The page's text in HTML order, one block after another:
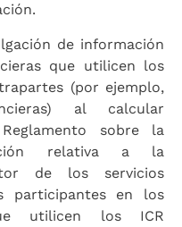
de información
que utilicen los
(por ejemplo,
al calcular
sobre la
relativa a la
de los servicios
participantes en los
utilicen los ICR